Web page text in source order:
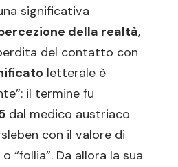
nelle psicosi?
significativa
della realtà,
del contatto con
letterale è
il termine fu
dal medico austriaco
con il valore di
“follia”. Da allora la sua